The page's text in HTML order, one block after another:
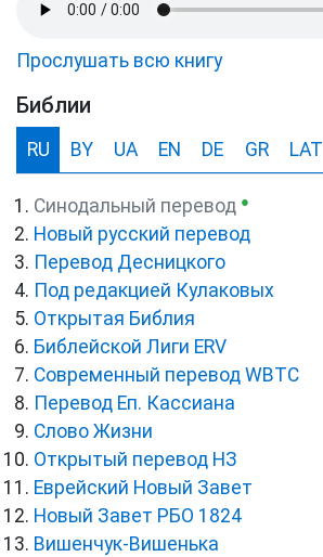
Прослушать всю книгу
Библии
RU BY UA EN DE GR LAT
Синодальный перевод ●
Новый русский перевод
Перевод Десницкого
Под редакцией Кулаковых
Открытая Библия
Библейской Лиги ERV
Cовременный перевод WBTC
Перевод Еп. Кассиана
Слово Жизни
Открытый перевод НЗ
Еврейский Новый Завет
Новый Завет РБО 1824
Вишенчук-Вишенька